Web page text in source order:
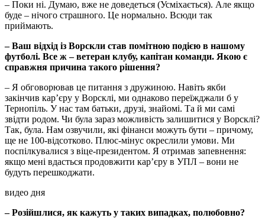
– Поки ні. Думаю, вже не доведеться (Усміхається). Але якщо
буде – нічого страшного. Це нормально. Всюди так
приймають.
– Ваш відхід із Ворскли став помітною подією в нашому
футболі. Все ж – ветеран клубу, капітан команди. Якою є
справжня причина такого рішення?
– Я обговорював це питання з дружиною. Навіть якби
закінчив кар’єру у Ворсклі, ми однаково переїжджали б у
Тернопіль. У нас там батьки, друзі, знайомі. Та й ми самі
звідти родом. Чи була зараз можливість залишитися у Ворсклі?
Так, була. Нам озвучили, які фінанси можуть бути – причому,
ще не 100-відсотково. Плюс-мінус окреслили умови. Ми
поспілкувалися з віце-президентом. Я отримав запевнення:
якщо мені вдасться продовжити кар’єру в УПЛ – вони не
будуть перешкоджати.
видео дня
– Розійшлися, як кажуть у таких випадках, полюбовно?